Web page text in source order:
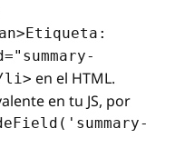
li> en el HTML.
en tu JS, por